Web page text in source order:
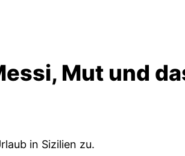
Mut und
in Sizilien zu.